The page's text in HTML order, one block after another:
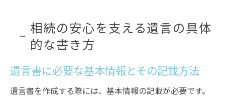
相続の安心を支える遺言の具体
的な書き方
遺言書に必要な基本情報とその記載方法
遺言書を作成する際には、基本情報の記載が必要です。